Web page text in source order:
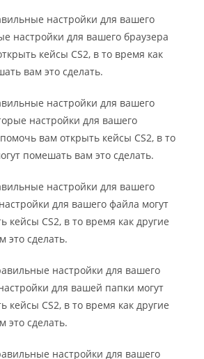
настройки для вашего
настройки для вашего браузера
кейсы CS2, в то время как
вам это сделать.
настройки для вашего
настройки для вашего
вам открыть кейсы CS2, в то
помешать вам это сделать.
настройки для вашего
для вашего файла могут
кейсы CS2, в то время как другие
это сделать.
настройки для вашего
для вашей папки могут
кейсы CS2, в то время как другие
это сделать.
настройки для вашего